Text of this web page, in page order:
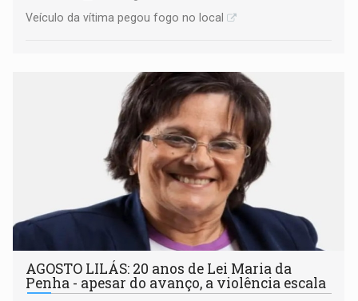
Veículo da vítima pegou fogo no local
AGOSTO LILÁS: 20 anos de Lei Maria da
Penha - apesar do avanço, a violência escala